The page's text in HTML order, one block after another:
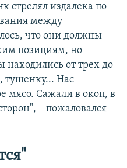
стрелял издалека по
между
что они должны
позициям, но
от трех до
тушенку... Нас
мясо. Сажали в окоп, в
– пожаловался